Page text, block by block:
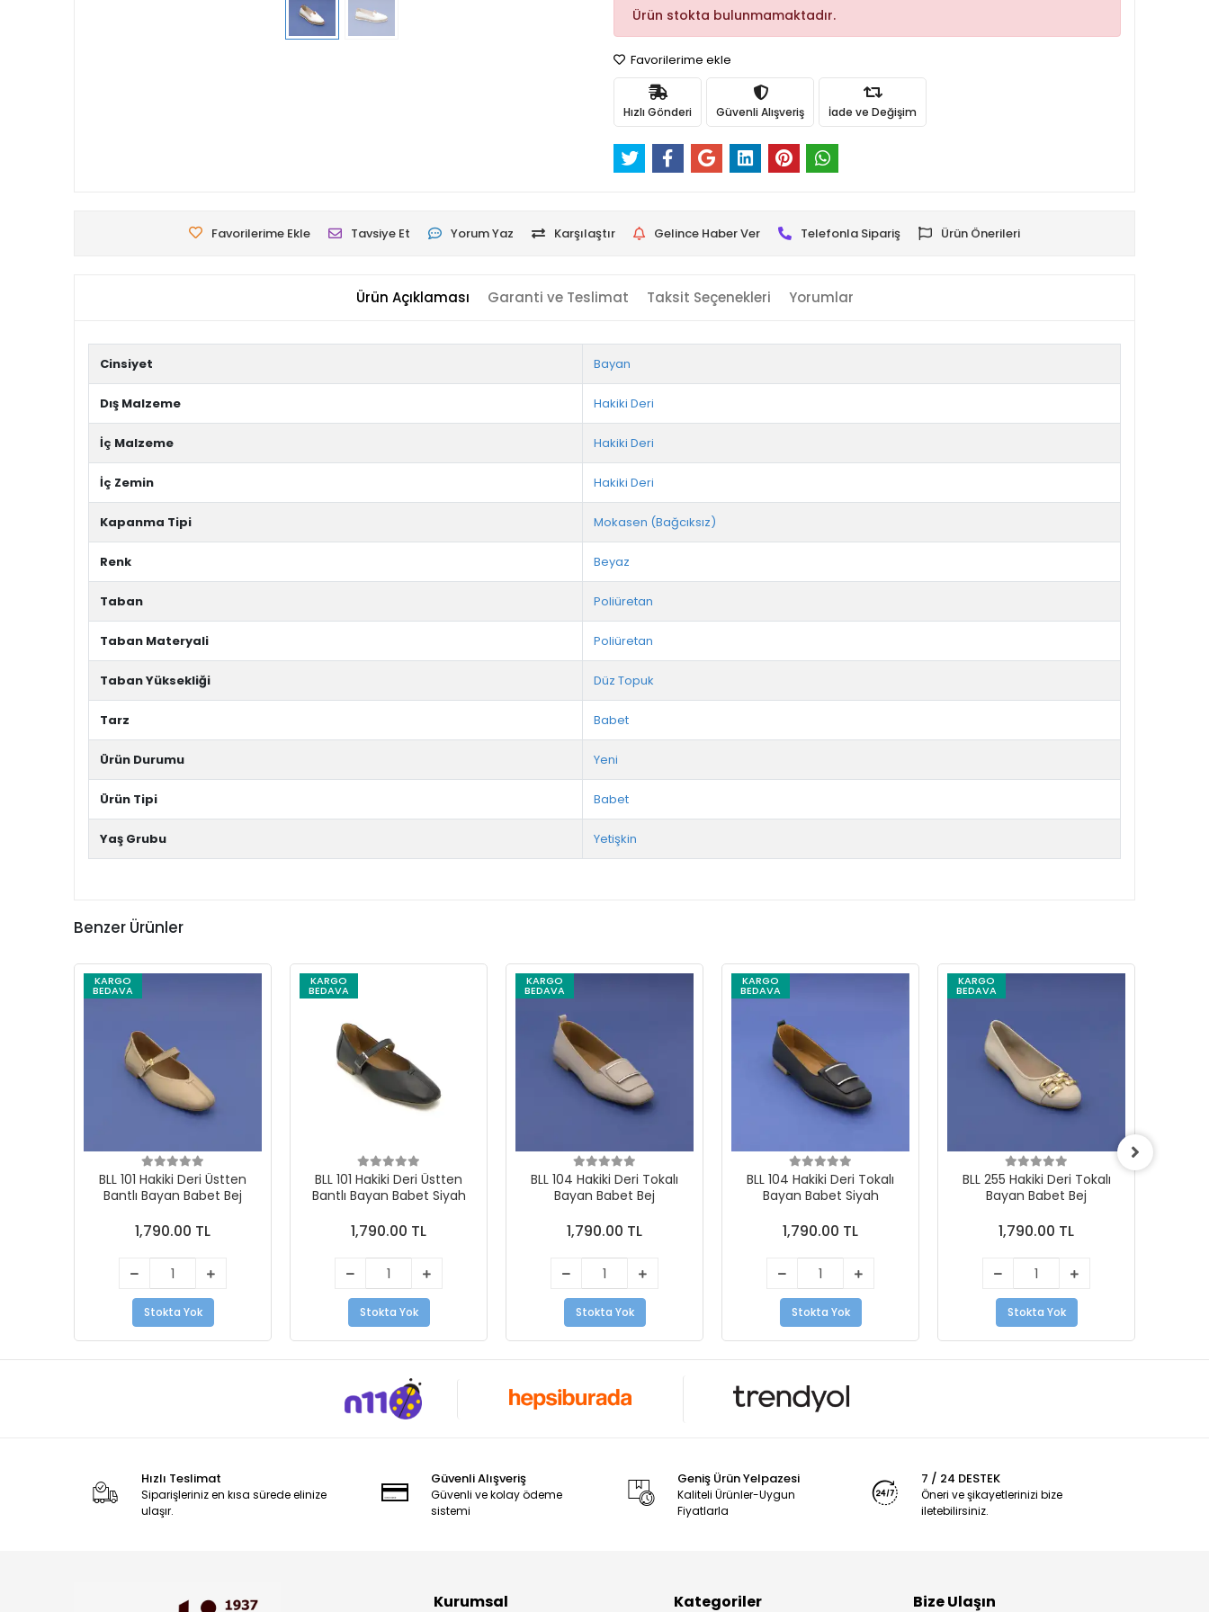
Ürün stokta bulunmamaktadır.
Favorilerime ekle
Hızlı Gönderi Güvenli Alışveriş İade ve Değişim
Favorilerime Ekle Tavsiye Et Yorum Yaz Karşılaştır Gelince Haber Ver Telefonla Sipariş Ürün Önerileri
Ürün Açıklaması Garanti ve Teslimat Taksit Seçenekleri Yorumlar
Cinsiyet Bayan
Dış Malzeme Hakiki Deri
İç Malzeme Hakiki Deri
İç Zemin Hakiki Deri
Kapanma Tipi Mokasen (Bağcıksız)
Renk Beyaz
Taban Poliüretan
Taban Materyali Poliüretan
Taban Yüksekliği Düz Topuk
Tarz Babet
Ürün Durumu Yeni
Ürün Tipi Babet
Yaş Grubu Yetişkin
Benzer Ürünler
KARGO
BEDAVA
BLL 101 Hakiki Deri Üstten
Bantlı Bayan Babet Bej
1,790.00 TL
Stokta Yok
KARGO
BEDAVA
BLL 101 Hakiki Deri Üstten
Bantlı Bayan Babet Siyah
1,790.00 TL
Stokta Yok
KARGO
BEDAVA
BLL 104 Hakiki Deri Tokalı
Bayan Babet Bej
1,790.00 TL
Stokta Yok
KARGO
BEDAVA
BLL 104 Hakiki Deri Tokalı
Bayan Babet Siyah
1,790.00 TL
Stokta Yok
KARGO
BEDAVA
BLL 255 Hakiki Deri Tokalı
Bayan Babet Bej
1,790.00 TL
Stokta Yok
Hızlı Teslimat
Siparişleriniz en kısa sürede elinize
ulaşır.
Güvenli Alışveriş
Güvenli ve kolay ödeme
sistemi
Geniş Ürün Yelpazesi
Kaliteli Ürünler-Uygun
Fiyatlarla
7 / 24 DESTEK
Öneri ve şikayetlerinizi bize
iletebilirsiniz.
Kurumsal Kategoriler Bize Ulaşın